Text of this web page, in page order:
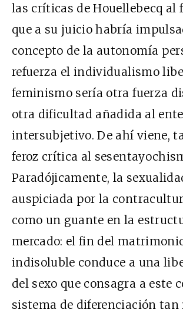
las críticas de Houellebecq al
que a su juicio habría
concepto de la autonomía
refuerza el individualismo
feminismo sería otra fuerza
otra dificultad añadida al
intersubjetivo. De ahí viene,
feroz crítica al
Paradójicamente, la
auspiciada por la
como un guante en la
mercado: el fin del
indisoluble conduce a una
del sexo que consagra a este
sistema de diferenciación tan